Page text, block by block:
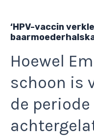
‘HPV-vaccin
Hoewel
schoon is
de